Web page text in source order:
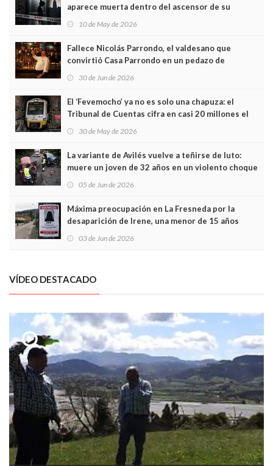
aparece muerta dentro del ascensor de su
edificio y las cámaras captan sus últimos minutos
10 de May de 2026
Fallece Nicolás Parrondo, el valdesano que
convirtió Casa Parrondo en un pedazo de
Asturias en Madrid
30 de Jun de 2026
El ‘Fevemocho’ ya no es solo una chapuza: el
Tribunal de Cuentas cifra en casi 20 millones el
sobrecoste de los trenes que no cabían por los
30 de May de 2026
La variante de Avilés vuelve a teñirse de luto:
muere un joven de 32 años en un violento choque
frontal
05 de Jun de 2026
Máxima preocupación en La Fresneda por la
desaparición de Irene, una menor de 15 años
03 de Jun de 2026
VÍDEO DESTACADO